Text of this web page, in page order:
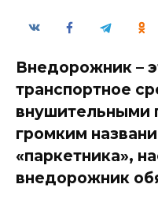
Внедорожник –
транспортное
внушительными
громким
«паркетника»,
внедорожник